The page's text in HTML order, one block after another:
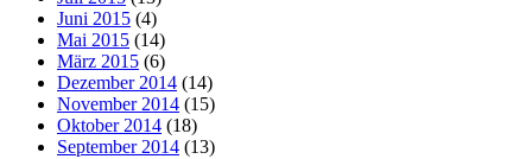
Juni 2015 (4)
Mai 2015 (14)
März 2015 (6)
Dezember 2014 (14)
November 2014 (15)
Oktober 2014 (18)
September 2014 (13)